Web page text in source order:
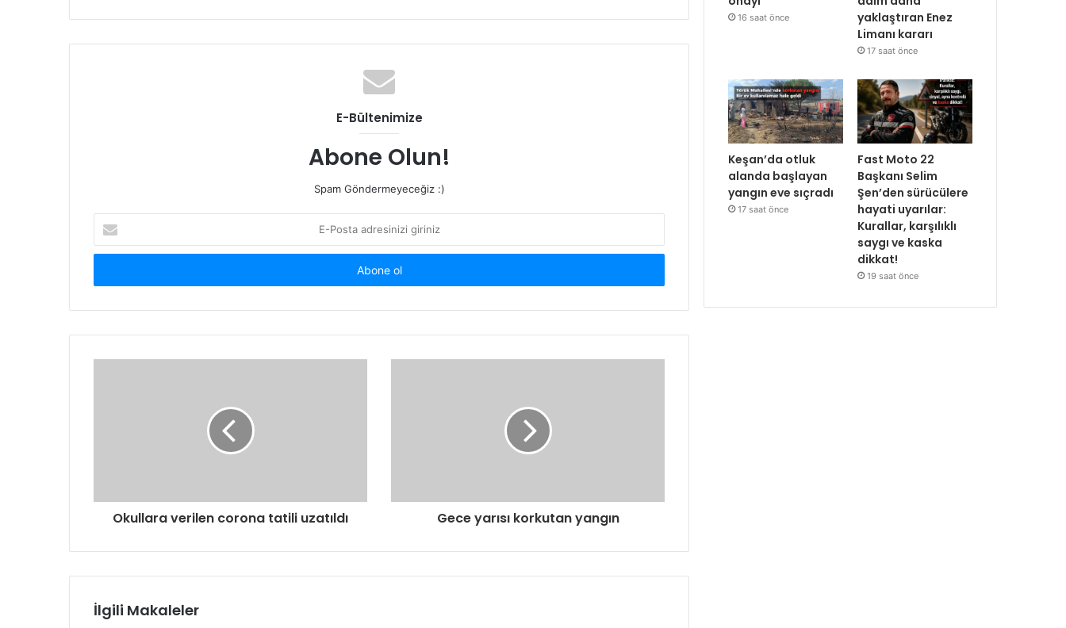
E-Bültenimize
Abone Olun!
Spam Göndermeyeceğiz :)
Posta
adresinizi
Okullara verilen corona tatili uzatıldı Gece yarısı korkutan yangın
İlgili Makaleler
16 saat önce
yaklaştıran Enez
Limanı kararı
17 saat önce
Keşan’da otluk
alanda başlayan
yangın eve sıçradı
17 saat önce
Fast Moto 22
Başkanı Selim
Şen’den sürücülere
hayati uyarılar:
Kurallar, karşılıklı
saygı ve kaska
dikkat!
19 saat önce